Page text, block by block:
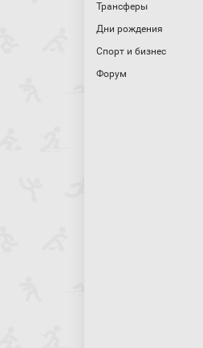
Трансферы
Дни рождения
Спорт и бизнес
Форум